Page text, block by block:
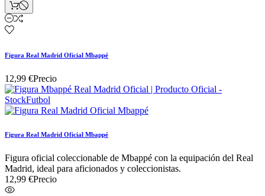
Figura Real Madrid Oficial Mbappé
12,99 €Precio
Figura Real Madrid Oficial Mbappé
Figura oficial coleccionable de Mbappé con la equipación del Real
Madrid, ideal para aficionados y coleccionistas.
12,99 €Precio